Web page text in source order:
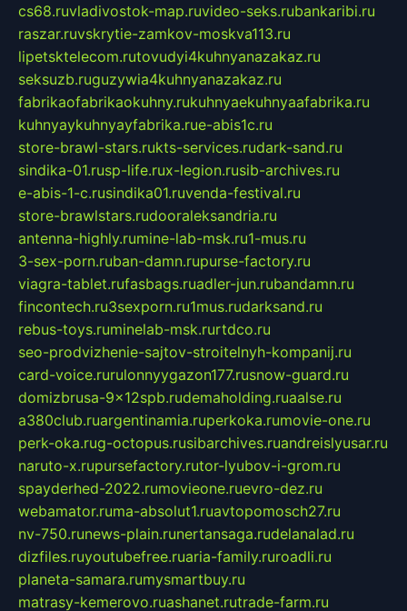
cs68.ruvladivostok-map.ruvideo-seks.rubankaribi.ru
raszar.ruvskrytie-zamkov-moskva113.ru
lipetsktelecom.rutovudyi4kuhnyanazakaz.ru
seksuzb.ruguzywia4kuhnyanazakaz.ru
fabrikaofabrikaokuhny.rukuhnyaekuhnyaafabrika.ru
kuhnyaykuhnyayfabrika.rue-abis1c.ru
store-brawl-stars.rukts-services.rudark-sand.ru
sindika-01.rusp-life.rux-legion.rusib-archives.ru
e-abis-1-c.rusindika01.ruvenda-festival.ru
store-brawlstars.rudooraleksandria.ru
antenna-highly.rumine-lab-msk.ru1-mus.ru
3-sex-porn.ruban-damn.rupurse-factory.ru
viagra-tablet.rufasbags.ruadler-jun.rubandamn.ru
fincontech.ru3sexporn.ru1mus.rudarksand.ru
rebus-toys.ruminelab-msk.rurtdco.ru
seo-prodvizhenie-sajtov-stroitelnyh-kompanij.ru
card-voice.rurulonnyygazon177.rusnow-guard.ru
domizbrusa-9x12spb.rudemaholding.ruaalse.ru
a380club.ruargentinamia.ruperkoka.rumovie-one.ru
perk-oka.rug-octopus.rusibarchives.ruandreislyusar.ru
naruto-x.rupursefactory.rutor-lyubov-i-grom.ru
spayderhed-2022.rumovieone.ruevro-dez.ru
webamator.ruma-absolut1.ruavtopomosch27.ru
nv-750.runews-plain.runertansaga.rudelanalad.ru
dizfiles.ruyoutubefree.ruaria-family.ruroadli.ru
planeta-samara.rumysmartbuy.ru
matrasy-kemerovo.ruashanet.rutrade-farm.ru